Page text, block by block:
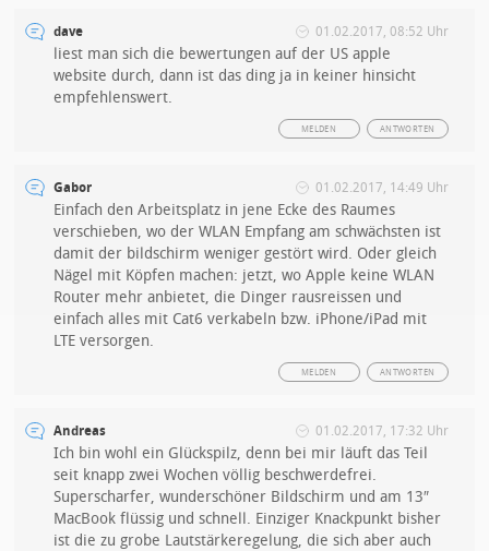
dave 01.02.2017, 08:52 Uhr
liest man sich die bewertungen auf der US apple
website durch, dann ist das ding ja in keiner hinsicht
empfehlenswert.
ANTWORTEN
MELDEN
Gabor 01.02.2017, 14:49 Uhr
Einfach den Arbeitsplatz in jene Ecke des Raumes
verschieben, wo der WLAN Empfang am schwächsten ist
damit der bildschirm weniger gestört wird. Oder gleich
Nägel mit Köpfen machen: jetzt, wo Apple keine WLAN
Router mehr anbietet, die Dinger rausreissen und
einfach alles mit Cat6 verkabeln bzw. iPhone/iPad mit
LTE versorgen.
ANTWORTEN
MELDEN
Andreas 01.02.2017, 17:32 Uhr
Ich bin wohl ein Glückspilz, denn bei mir läuft das Teil
seit knapp zwei Wochen völlig beschwerdefrei.
Superscharfer, wunderschöner Bildschirm und am 13″
MacBook flüssig und schnell. Einziger Knackpunkt bisher
ist die zu grobe Lautstärkeregelung, die sich aber auch